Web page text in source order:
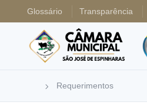
Glossário Transparência
Requerimentos